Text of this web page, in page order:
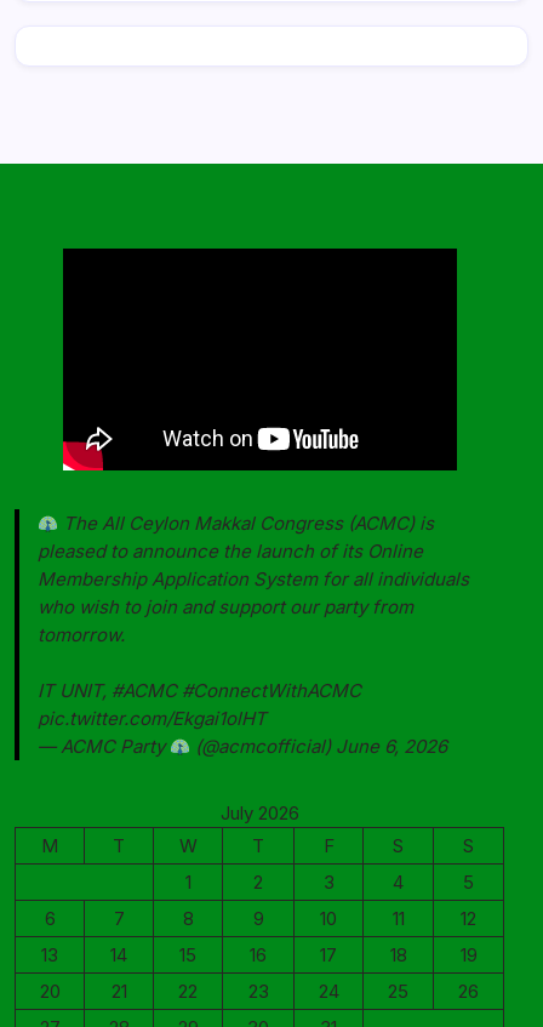
The All Ceylon Makkal Congress (ACMC) is
pleased to announce the launch of its Online
Membership Application System for all individuals
who wish to join and support our party from
tomorrow.
IT UNIT, #ACMC #ConnectWithACMC
pic.twitter.com/Ekgai1olHT
— ACMC Party
(@acmcofficial) June 6, 2026
July 2026
M
T W T F S
S
1
2 3 4
5
6
7 8 9 10 11
12
13
14 15 16 17 18
19
20
21 22 23 24 25
26